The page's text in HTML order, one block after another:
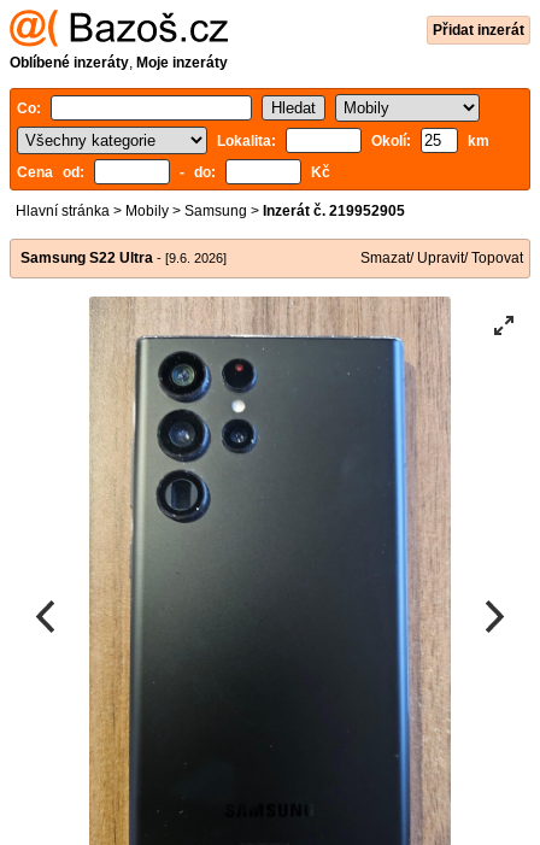
Přidat inzerát
Oblíbené inzeráty, Moje inzeráty
Co:
Lokalita:
Okolí:
km
Cena od:
- do: Kč
Hlavní stránka > Mobily > Samsung > Inzerát č. 219952905
Samsung S22 Ultra - [9.6. 2026] Smazat/ Upravit/ Topovat